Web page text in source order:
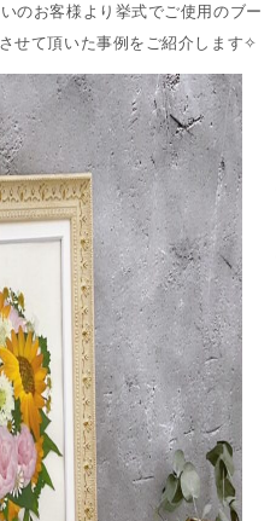
のお客様より挙式でご使用のブー
せて頂いた事例をご紹介します✧